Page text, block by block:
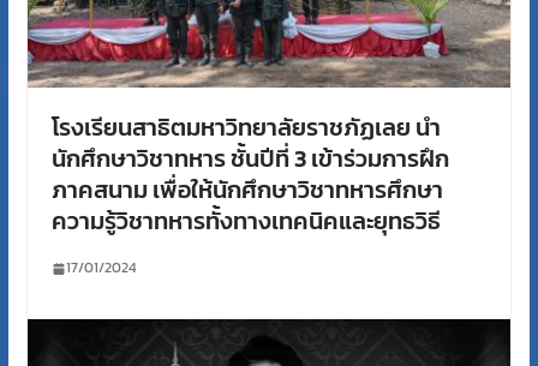
โรงเรียนสาธิตมหาวิทยาลัยราชภัฏเลย นำ
นักศึกษาวิชาทหาร ชั้นปีที่ 3 เข้าร่วมการฝึก
ภาคสนาม เพื่อให้นักศึกษาวิชาทหารศึกษา
ความรู้วิชาทหารทั้งทางเทคนิคและยุทธวิธี
17/01/2024